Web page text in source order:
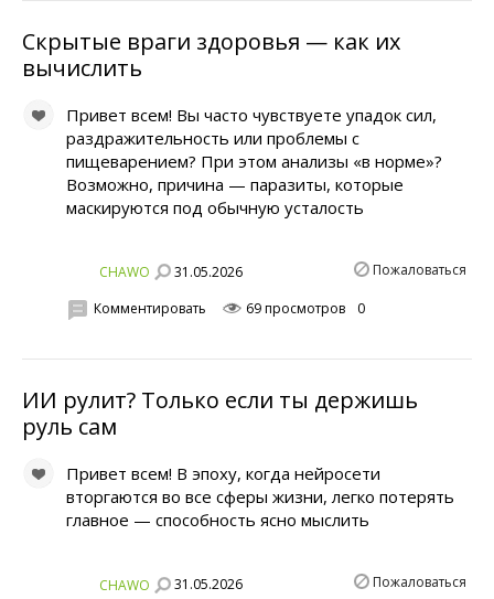
Скрытые враги здоровья — как их
вычислить
Привет всем! Вы часто чувствуете упадок сил,
раздражительность или проблемы с
пищеварением? При этом анализы «в норме»?
Возможно, причина — паразиты, которые
маскируются под обычную усталость
CHAWO 31.05.2026 Пожаловаться
Комментировать 69 просмотров 0
ИИ рулит? Только если ты держишь
руль сам
Привет всем! В эпоху, когда нейросети
вторгаются во все сферы жизни, легко потерять
главное — способность ясно мыслить
CHAWO 31.05.2026 Пожаловаться